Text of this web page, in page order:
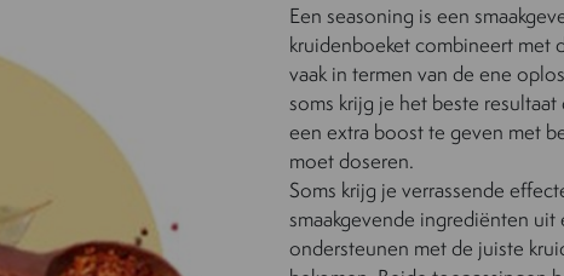
Een seasoning is een
kruidenboeket combineert met
vaak in termen van de ene
soms krijg je het beste
een extra boost te geven met
moet doseren.
Soms krijg je verrassende
smaakgevende ingrediënten
ondersteunen met de juiste